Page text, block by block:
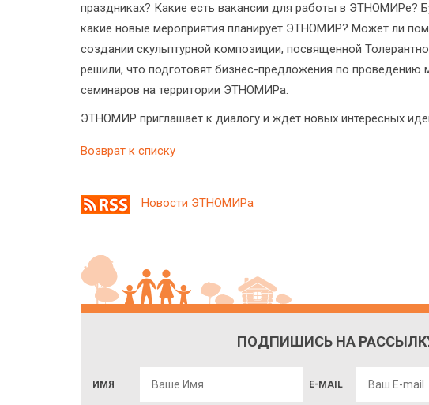
праздниках? Какие есть вакансии для работы в ЭТНОМИРе?
какие новые мероприятия планирует ЭТНОМИР? Может ли
создании скульптурной композиции, посвященной
решили, что подготовят бизнес-предложения по
семинаров на территории ЭТНОМИРа.
ЭТНОМИР приглашает к диалогу и ждет новых интересных
Возврат к списку
Новости ЭТНОМИРа
ПОДПИШИСЬ НА
ИМЯ E-MAIL